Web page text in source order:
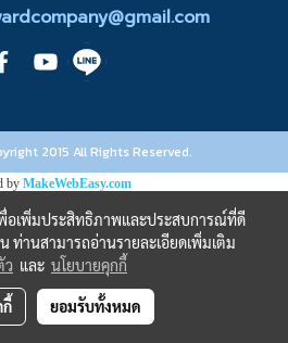
2015 All Rights Reserved.
by MakeWebEasy.com
พื่อเพิ่มประสิทธิภาพและประสบการณ์ที่ดี
ท่านสามารถอ่านรายละเอียดเพิ่มเติม
ว และ นโยบายคุกกี้
ยอมรับทั้งหมด